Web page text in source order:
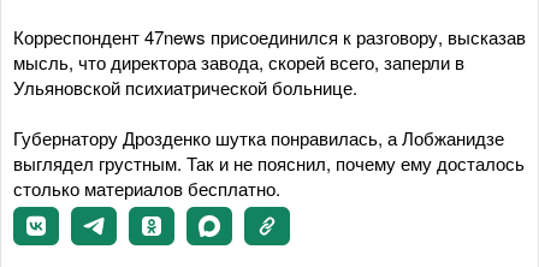
Корреспондент 47news присоединился к разговору, высказав
мысль, что директора завода, скорей всего, заперли в
Ульяновской психиатрической больнице.
Губернатору Дрозденко шутка понравилась, а Лобжанидзе
выглядел грустным. Так и не пояснил, почему ему досталось
столько материалов бесплатно.